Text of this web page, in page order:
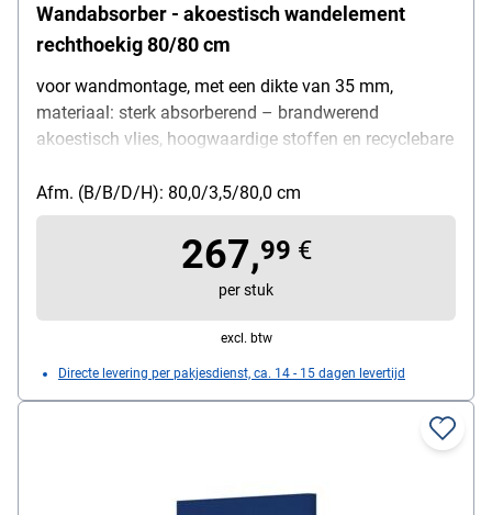
Wandabsorber - akoestisch wandelement
rechthoekig 80/80 cm
voor wandmontage, met een dikte van 35 mm,
materiaal: sterk absorberend – brandwerend
akoestisch vlies, hoogwaardige stoffen en recyclebare
Afm. (B/B/D/H): 80,0/3,5/80,0 cm
267,99 €
per stuk
excl. btw
Directe levering per pakjesdienst, ca. 14 - 15 dagen levertijd